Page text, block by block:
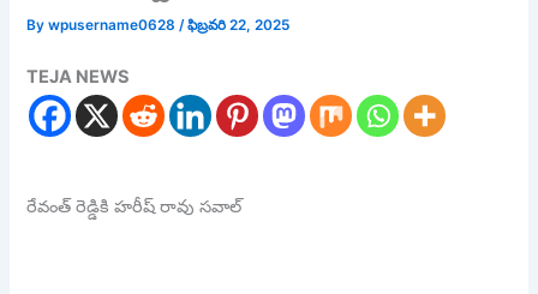
Bywpusername0628/ఫిబ్రవరి 22, 2025
TEJA NEWS
రేవంత్ రెడ్డికి హరీష్ రావు సవాల్